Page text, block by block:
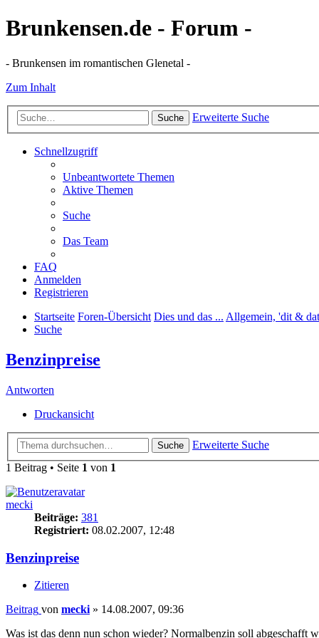
Brunkensen.de - Forum -
- Brunkensen im romantischen Glenetal -
Zum Inhalt
Suche Erweiterte Suche
Schnellzugriff
Unbeantwortete Themen
Aktive Themen
Suche
Das Team
FAQ
Anmelden
Registrieren
Startseite Foren-Übersicht Dies und das ... Allgemein, 'dit &
Suche
Benzinpreise
Antworten
Druckansicht
Suche
Erweiterte Suche
1 Beitrag • Seite 1 von 1
mecki
Beiträge: 381
Registriert: 08.02.2007, 12:48
Benzinpreise
Zitieren
Beitrag von mecki » 14.08.2007, 09:36
Was ist das denn nun schon wieder? Normalbenzin soll abgeschafft